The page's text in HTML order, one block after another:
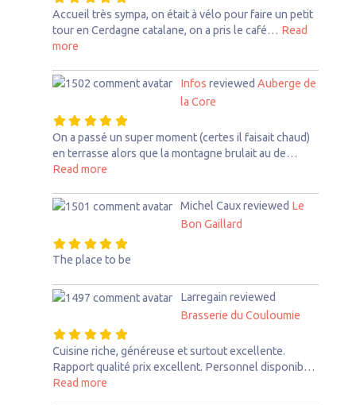
Accueil très sympa, on était à vélo pour faire un petit
tour en Cerdagne catalane, on a pris le café… Read
moreabout this listing
Infos reviewed Auberge de
la Core
On a passé un super moment (certes il faisait chaud)
en terrasse alors que la montagne brulait au de…
Read moreabout this listing
Michel Caux reviewed Le
Bon Gaillard
The place to be
Larregain reviewed
Brasserie du Couloumie
Cuisine riche, généreuse et surtout excellente.
Rapport qualité prix excellent. Personnel disponib…
Read moreabout this listing